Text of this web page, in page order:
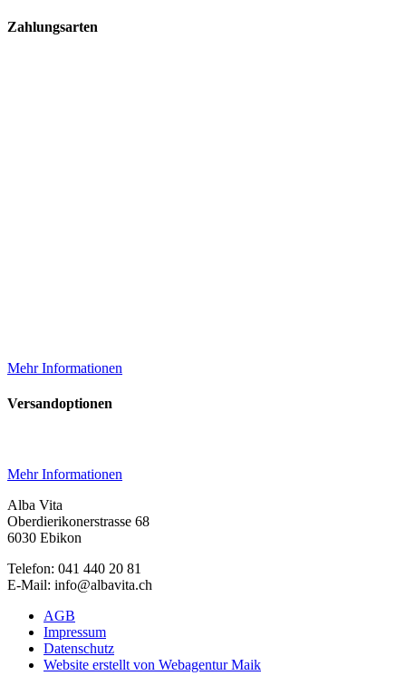
Zahlungsarten
Mehr Informationen
Versandoptionen
Mehr Informationen
Alba Vita
Oberdierikonerstrasse 68
6030 Ebikon
Telefon: 041 440 20 81
E-Mail: info@albavita.ch
AGB
Impressum
Datenschutz
Website erstellt von Webagentur Maik